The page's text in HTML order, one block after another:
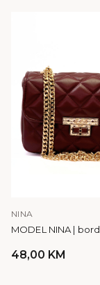
NINA
MODEL NINA |
48,00 KM